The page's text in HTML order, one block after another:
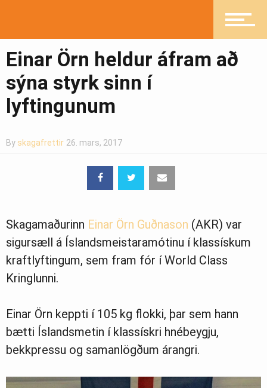
Heilsueflandi samfélag
Einar Örn heldur áfram að
sýna styrk sinn í
lyftingunum
By skagafrettir 26. mars, 2017
Skagamaðurinn Einar Örn Guðnason (AKR) var
sigursæll á Íslandsmeistaramótinu í klassískum
kraftlyftingum, sem fram fór í World Class
Kringlunni.
Einar Örn keppti í 105 kg flokki, þar sem hann
bætti Íslandsmetin í klassískri hnébeygju,
bekkpressu og samanlögðum árangri.